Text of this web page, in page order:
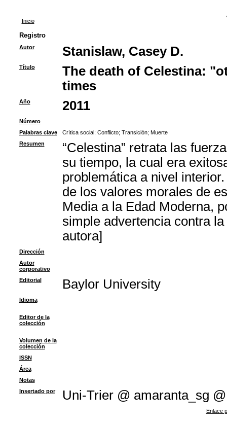
Inicio
Registro
Autor Stanislaw, Casey D.
Título
The death of Celestina:
times
Año 2011
Número
Palabras clave
Crítica social; Conflicto; Transición; Muerte
Resumen
“Celestina” retrata las
su tiempo, la cual era
problemática a nivel
de los valores morales de
Media a la Edad Moderna,
simple advertencia contra
autora]
Dirección
Autor
corporativo
Editorial
Baylor University
Idioma
Editor de la
colección
Volumen de la
colección
ISSN
Área
Notas
Insertado por
Uni-Trier @ amaranta_sg @
Enlace